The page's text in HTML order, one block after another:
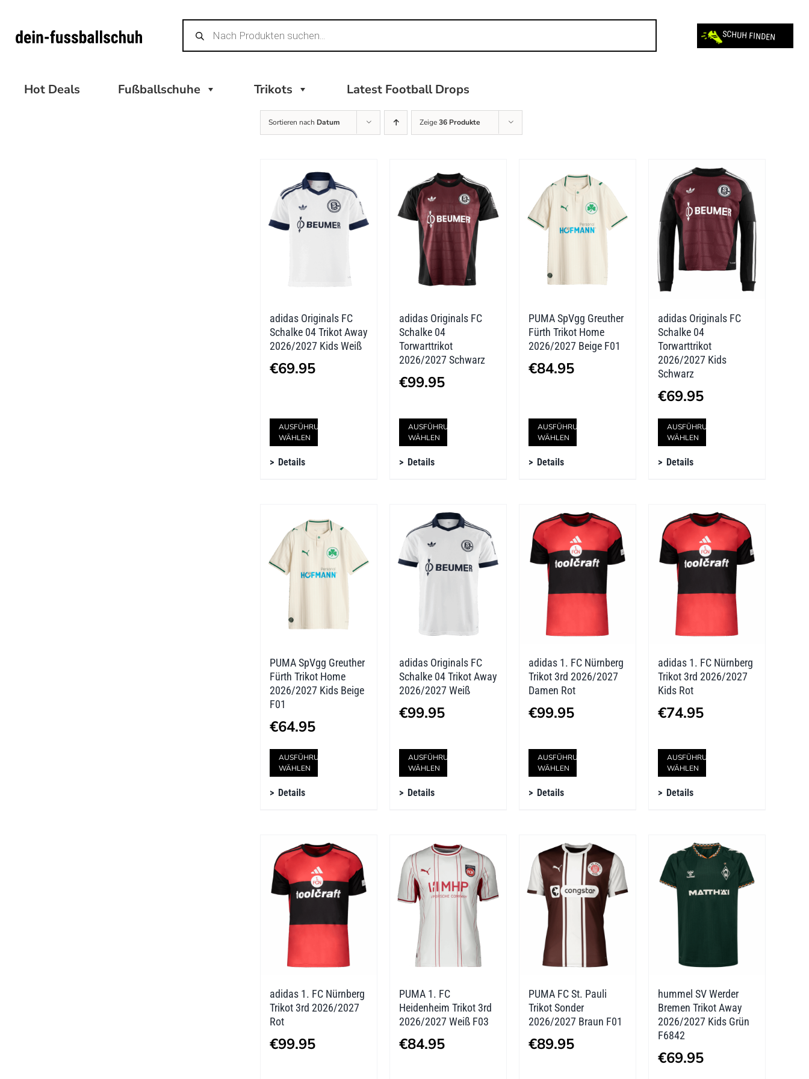
Inhalt
Products
search SCHUH FINDEN
Hot Deals Fußballschuhe Trikots Latest Football Drops
Sortieren nach Datum Zeige36 Produkte
adidas Originals FC
Schalke 04 Trikot Away
2026/2027 Kids Weiß
€69.95
AUSFÜHRUNG
WÄHLEN
Dieses
Produkt
Varianten
auf.
Die
Optionen
Produktseite
gewählt
Details
adidas Originals FC
Schalke 04
Torwarttrikot
2026/2027 Schwarz
€99.95
AUSFÜHRUNG
WÄHLEN
Dieses
Produkt
Varianten
auf.
Produktseite
gewählt
Details
PUMA SpVgg Greuther
Fürth Trikot Home
2026/2027 Beige F01
€84.95
AUSFÜHRUNG
WÄHLEN
Dieses
Produkt
Varianten
auf.
Die
Optionen
können
Produktseite
Details
adidas Originals FC
Schalke 04
Torwarttrikot
2026/2027 Kids
Schwarz
€69.95
AUSFÜHRUNG
WÄHLEN
Dieses
Produkt
Varianten
auf.
Die
Optionen
können
Produktseite
Details
PUMA SpVgg Greuther
Fürth Trikot Home
2026/2027 Kids Beige
F01
€64.95
AUSFÜHRUNG
WÄHLEN
Dieses
Produkt
Varianten
auf.
Die
Optionen
können
Produktseite
Details
adidas Originals FC
Schalke 04 Trikot Away
2026/2027 Weiß
€99.95
AUSFÜHRUNG
WÄHLEN
Dieses
Produkt
Varianten
auf.
Die
Optionen
können
auf
Produktseite
gewählt
Details
adidas 1. FC Nürnberg
Trikot 3rd 2026/2027
Damen Rot
€99.95
AUSFÜHRUNG
WÄHLEN
Dieses
Produkt
Varianten
auf.
Die
Optionen
können
auf
Produktseite
gewählt
Details
adidas 1. FC Nürnberg
Trikot 3rd 2026/2027
Kids Rot
€74.95
AUSFÜHRUNG
WÄHLEN
Dieses
Produkt
Varianten
auf.
Die
Produktseite
gewählt
Details
adidas 1. FC Nürnberg
Trikot 3rd 2026/2027
Rot
€99.95
PUMA 1. FC
Heidenheim Trikot 3rd
2026/2027 Weiß F03
€84.95
PUMA FC St. Pauli
Trikot Sonder
2026/2027 Braun F01
€89.95
hummel SV Werder
Bremen Trikot Away
2026/2027 Kids Grün
F6842
€69.95